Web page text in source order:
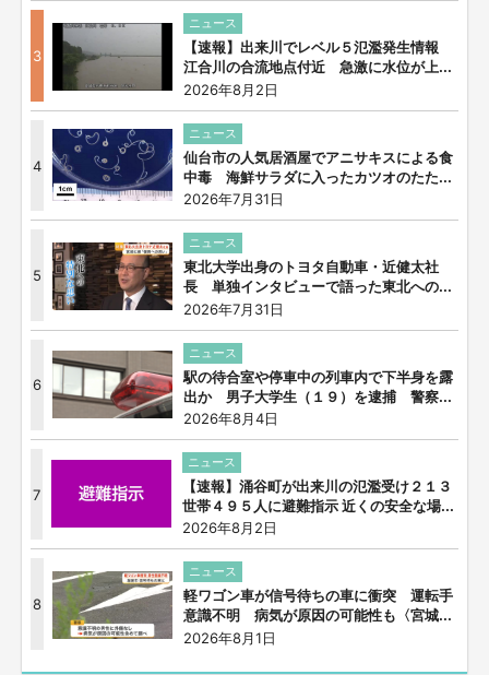
3
ニュース
【速報】出来川でレベル５氾濫発生情報
江合川の合流地点付近 急激に水位が上...
2026年8月2日
4
ニュース
仙台市の人気居酒屋でアニサキスによる食
中毒 海鮮サラダに入ったカツオのたた...
2026年7月31日
5
ニュース
東北大学出身のトヨタ自動車・近健太社
長 単独インタビューで語った東北への...
2026年7月31日
6
ニュース
駅の待合室や停車中の列車内で下半身を露
出か 男子大学生（１９）を逮捕 警察...
2026年8月4日
7
ニュース
【速報】涌谷町が出来川の氾濫受け２１３
世帯４９５人に避難指示 近くの安全な場...
2026年8月2日
8
ニュース
軽ワゴン車が信号待ちの車に衝突 運転手
意識不明 病気が原因の可能性も〈宮城...
2026年8月1日